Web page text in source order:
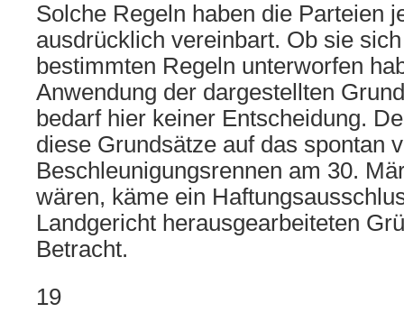
Solche Regeln haben die Parteien
ausdrücklich vereinbart. Ob sie
bestimmten Regeln unterworfen
Anwendung der dargestellten
bedarf hier keiner Entscheidung.
diese Grundsätze auf das spontan
Beschleunigungsrennen am 30.
wären, käme ein
Landgericht herausgearbeiteten
Betracht.
19